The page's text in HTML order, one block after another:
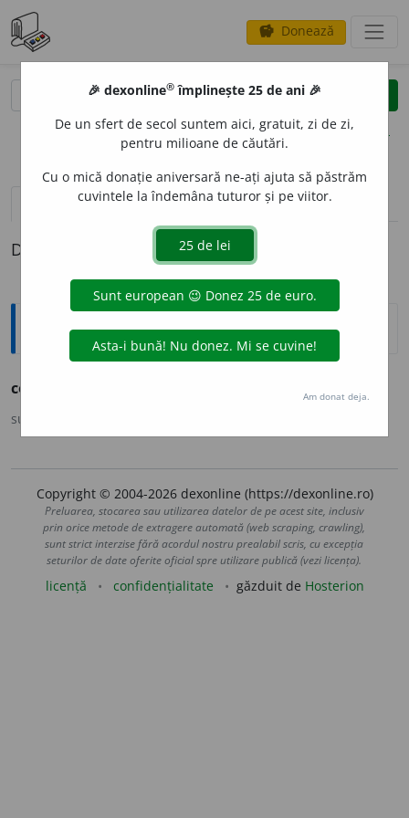
savings Donează
clear
opțiuni
definiții (1) pronunțievolume_up (50)
Definiția cu ID-ul 1154184:
Ortografice DOOM
colonel
sursa:
Copyright © 2004-2026 dexonline (https://dexonline.ro)
Preluarea, stocarea sau utilizarea datelor de pe acest site, inclusiv
prin orice metode de extragere automată (web scraping, crawling),
sunt strict interzise fără acordul nostru prealabil scris, cu excepția
seturilor de date oferite oficial spre utilizare publică (vezi licența).
licență confidențialitate găzduit de Hosterion
🎉 dexonline® împlinește 25 de ani 🎉
De un sfert de secol suntem aici, gratuit, zi de zi,
pentru milioane de căutări.
Cu o mică donație aniversară ne-ați ajuta să păstrăm
cuvintele la îndemâna tuturor și pe viitor.
Am donat deja.